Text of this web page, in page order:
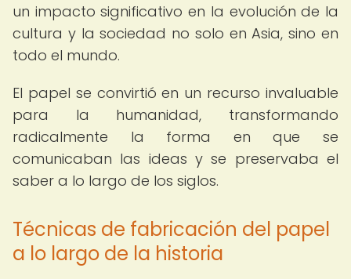
un impacto significativo en la evolución de la
cultura y la sociedad no solo en Asia, sino en
todo el mundo.
El papel se convirtió en un recurso invaluable
para la humanidad, transformando
radicalmente la forma en que se
comunicaban las ideas y se preservaba el
saber a lo largo de los siglos.
Técnicas de fabricación del papel
a lo largo de la historia